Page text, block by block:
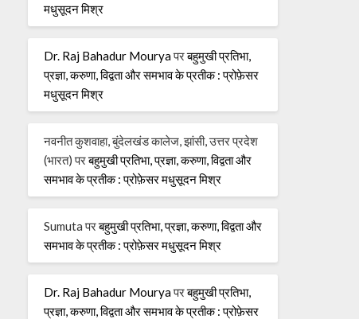
मधुसूदन मिश्र
Dr. Raj Bahadur Mouryaपरबहुमुखी प्रतिभा,
प्रज्ञा, करुणा, विद्वता और समभाव के प्रतीक : प्रोफ़ेसर
मधुसूदन मिश्र
नवनीत कुशवाहा, बुंदेलखंड कालेज, झांसी, उत्तर प्रदेश
(भारत)परबहुमुखी प्रतिभा, प्रज्ञा, करुणा, विद्वता और
समभाव के प्रतीक : प्रोफ़ेसर मधुसूदन मिश्र
Sumutaपरबहुमुखी प्रतिभा, प्रज्ञा, करुणा, विद्वता और
समभाव के प्रतीक : प्रोफ़ेसर मधुसूदन मिश्र
Dr. Raj Bahadur Mouryaपरबहुमुखी प्रतिभा,
प्रज्ञा, करुणा, विद्वता और समभाव के प्रतीक : प्रोफ़ेसर